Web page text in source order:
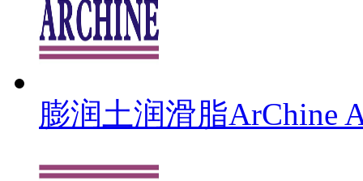
膨润土润滑脂ArChine